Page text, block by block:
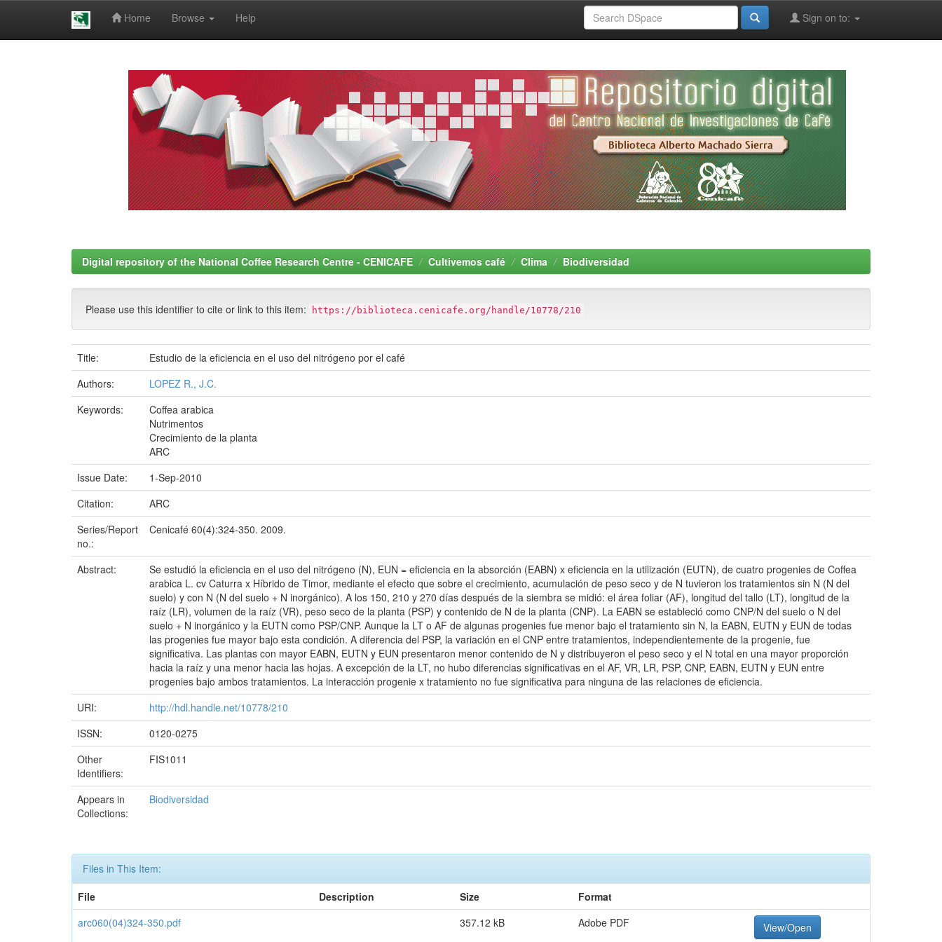
Home Browse Help Sign on to:
Digital repository of the National Coffee Research Centre - CENICAFE Cultivemos café Clima Biodiversidad
Please use this identifier to cite or link to this item: https://biblioteca.cenicafe.org/handle/10778/210
Title:
Estudio de la eficiencia en el uso del nitrógeno por el café
Authors:
LOPEZ R., J.C.
Keywords:
Coffea arabica
Nutrimentos
Crecimiento de la planta
ARC
Issue Date:
1-Sep-2010
Citation:
ARC
Series/Report
no.:
Cenicafé 60(4):324-350. 2009.
Abstract:
Se estudió la eficiencia en el uso del nitrógeno (N), EUN = eficiencia en la absorción (EABN) x eficiencia en la utilización (EUTN), de cuatro progenies de Coffea
arabica L. cv Caturra x Híbrido de Timor, mediante el efecto que sobre el crecimiento, acumulación de peso seco y de N tuvieron los tratamientos sin N (N del
suelo) y con N (N del suelo + N inorgánico). A los 150, 210 y 270 días después de la siembra se midió: el área foliar (AF), longitud del tallo (LT), longitud de la
raíz (LR), volumen de la raíz (VR), peso seco de la planta (PSP) y contenido de N de la planta (CNP). La EABN se estableció como CNP/N del suelo o N del
suelo + N inorgánico y la EUTN como PSP/CNP. Aunque la LT o AF de algunas progenies fue menor bajo el tratamiento sin N, la EABN, EUTN y EUN de todas
las progenies fue mayor bajo esta condición. A diferencia del PSP, la variación en el CNP entre tratamientos, independientemente de la progenie, fue
significativa. Las plantas con mayor EABN, EUTN y EUN presentaron menor contenido de N y distribuyeron el peso seco y el N total en una mayor proporción
hacia la raíz y una menor hacia las hojas. A excepción de la LT, no hubo diferencias significativas en el AF, VR, LR, PSP, CNP, EABN, EUTN y EUN entre
progenies bajo ambos tratamientos. La interacción progenie x tratamiento no fue significativa para ninguna de las relaciones de eficiencia.
URI:
http://hdl.handle.net/10778/210
ISSN:
0120-0275
Other
Identifiers:
FIS1011
Appears in
Collections:
Biodiversidad
Files in This Item:
File
Description Size
Format
arc060(04)324-350.pdf
357.12 kB Adobe PDF View/Open